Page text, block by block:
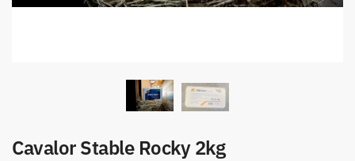
Cavalor Stable Rocky 2kg